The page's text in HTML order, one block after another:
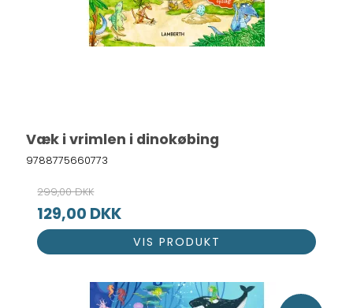
Væk i vrimlen i dinokøbing
9788775660773
299,00 DKK
129,00 DKK
VIS PRODUKT